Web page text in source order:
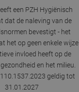
een PZH Hygiënisch
dat de naleving van de
bevestigt - het
het op geen enkele wijze
invloed heeft op de
en het milieu.
geldig tot
31.01.2027